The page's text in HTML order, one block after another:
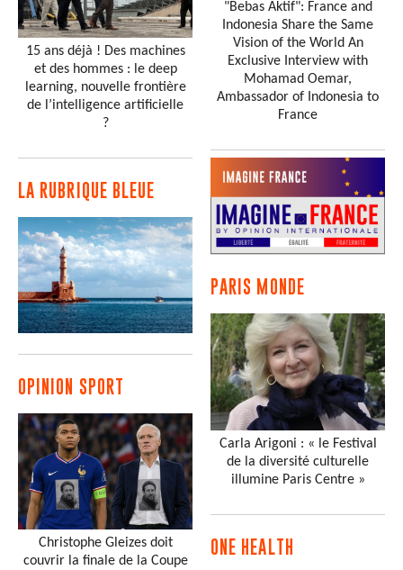
15 ans déjà ! Des machines
et des hommes : le deep
learning, nouvelle frontière
de l’intelligence artificielle
?
LA RUBRIQUE BLEUE
OPINION SPORT
Christophe Gleizes doit
couvrir la finale de la Coupe
"Bebas Aktif": France and
Indonesia Share the Same
Vision of the World An
Exclusive Interview with
Mohamad Oemar,
Ambassador of Indonesia to
France
PARIS MONDE
Carla Arigoni : « le Festival
de la diversité culturelle
illumine Paris Centre »
ONE HEALTH